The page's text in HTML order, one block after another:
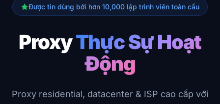
Được tin dùng bởi hơn 10,000 lập trình viên toàn cầu
ProxyThực Sự Hoạt
Động
Proxy residential, datacenter & ISP cao cấp với